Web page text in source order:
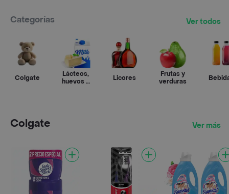
Categorías Ver todos
Colgate
Lácteos,
huevos y
Licores
Frutas y
verduras
Colgate Ver más